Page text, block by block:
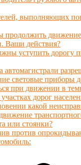
выполняющих
продолжить
Ваши действия?
уступить дорогу
автомагистрали
световые приборы
при движении в
дорог
какой
или стоянки?
против